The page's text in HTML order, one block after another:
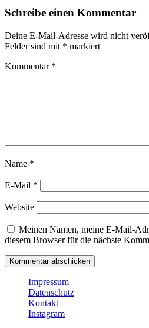
Schreibe einen Kommentar
Deine E-Mail-Adresse wird nicht
Felder sind mit * markiert
Kommentar *
Name *
E-Mail *
Website
Meinen Namen, meine E-Mail-
diesem Browser für die nächste
Impressum
Datenschutz
Kontakt
Instagram